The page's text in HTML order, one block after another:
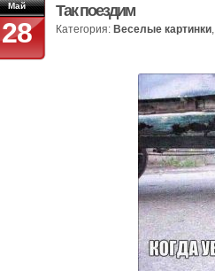
Май
28
Так поездим
Категория: Веселые картинки,